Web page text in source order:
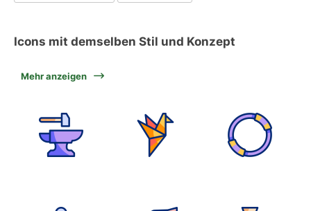
Icons mit demselben Stil und Konzept
Mehr anzeigen